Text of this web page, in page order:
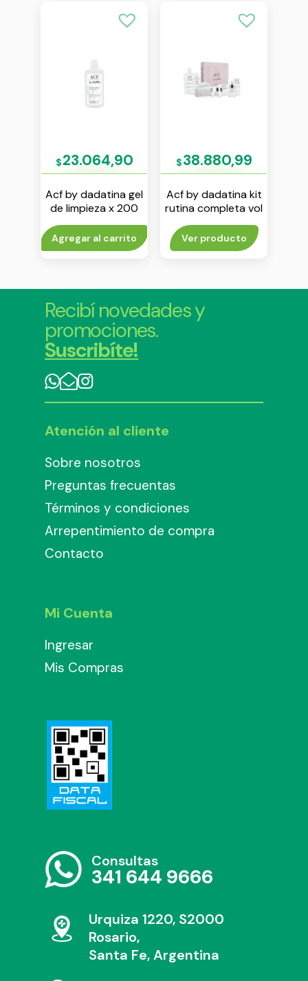
$23.064,90
Acf by dadatina gel
de limpieza x 200
ml
Agregar al carrito
$38.880,99
Acf by dadatina kit
rutina completa vol
1
Ver producto
Recibí novedades y
promociones.
Suscribíte!
Atención al cliente
Sobre nosotros
Preguntas frecuentas
Términos y condiciones
Arrepentimiento de compra
Contacto
Mi Cuenta
Ingresar
Mis Compras
Consultas
341 644 9666
Urquiza 1220, S2000
Rosario,
Santa Fe, Argentina